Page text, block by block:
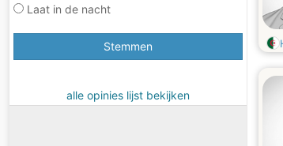
Laat in de nacht
Stemmen
alle opinies lijst bekijken